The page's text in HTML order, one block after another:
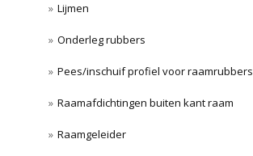
Lijmen
Onderleg rubbers
Pees/inschuif profiel voor raamrubbers
Raamafdichtingen buiten kant raam
Raamgeleider